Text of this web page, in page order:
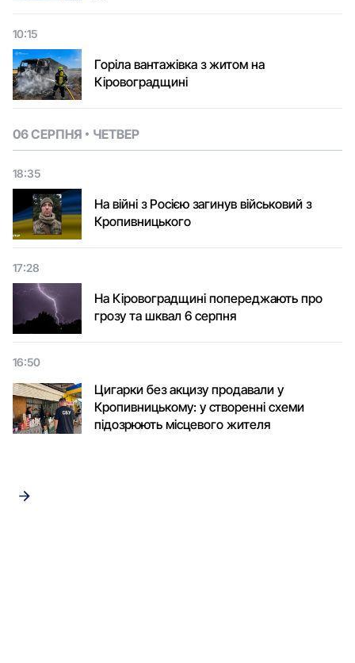
10:15
Горіла вантажівка з житом на
Кіровоградщині
06 СЕРПНЯ ЧЕТВЕР
18:35
На війні з Росією загинув військовий з
Кропивницького
17:28
На Кіровоградщині попереджають про
грозу та шквал 6 серпня
16:50
Цигарки без акцизу продавали у
Кропивницькому: у створенні схеми
підозрюють місцевого жителя